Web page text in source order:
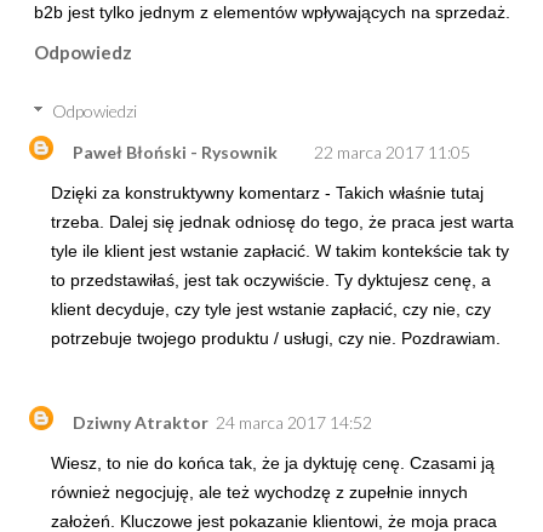
b2b jest tylko jednym z elementów wpływających na sprzedaż.
Odpowiedz
Odpowiedzi
Paweł Błoński - Rysownik
22 marca 2017 11:05
Dzięki za konstruktywny komentarz - Takich właśnie tutaj
trzeba. Dalej się jednak odniosę do tego, że praca jest warta
tyle ile klient jest wstanie zapłacić. W takim kontekście tak ty
to przedstawiłaś, jest tak oczywiście. Ty dyktujesz cenę, a
klient decyduje, czy tyle jest wstanie zapłacić, czy nie, czy
potrzebuje twojego produktu / usługi, czy nie. Pozdrawiam.
Dziwny Atraktor 24 marca 2017 14:52
Wiesz, to nie do końca tak, że ja dyktuję cenę. Czasami ją
również negocjuję, ale też wychodzę z zupełnie innych
założeń. Kluczowe jest pokazanie klientowi, że moja praca